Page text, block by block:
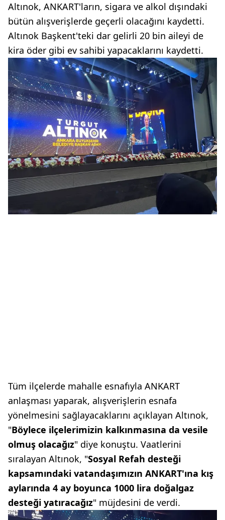
Altınok, ANKART'ların, sigara ve alkol dışındaki
bütün alışverişlerde geçerli olacağını kaydetti.
Altınok Başkent'teki dar gelirli 20 bin aileyi de
kira öder gibi ev sahibi yapacaklarını kaydetti.
Tüm ilçelerde mahalle esnafıyla ANKART
anlaşması yaparak, alışverişlerin esnafa
yönelmesini sağlayacaklarını açıklayan Altınok,
"Böylece ilçelerimizin kalkınmasına da vesile
olmuş olacağız" diye konuştu. Vaatlerini
sıralayan Altınok, "Sosyal Refah desteği
kapsamındaki vatandaşımızın ANKART'ına kış
aylarında 4 ay boyunca 1000 lira doğalgaz
desteği yatıracağız" müjdesini de verdi.